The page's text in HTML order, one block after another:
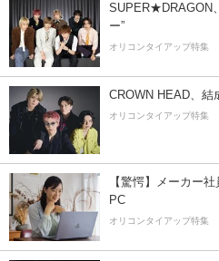
SUPER★DRAGON
ー”
オリコンタイアップ特集
CROWN HEAD、結
オリコンタイアップ特集
【驚愕】メーカー
PC
オリコンタイアップ特集